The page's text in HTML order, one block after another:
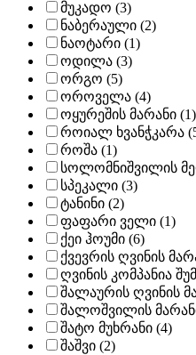
მუკადო (3)
ნაბერაული (2)
ნაოტარი (1)
ოდილა (3)
ორგო (5)
ოროველა (4)
ოყურეშის მარანი (1)
როიალ ხვანჭკარა
როშა (1)
სოლომნიშვილის
სპეკალი (3)
ტანინი (2)
ფაფარი ველი (1)
ქეი ჰოუმი (6)
ქვევრის ღვინის
ღვინის კომპანია
შალაურის ღვინის
შალოშვილის
შატო მუხრანი (4)
შაშვი (2)